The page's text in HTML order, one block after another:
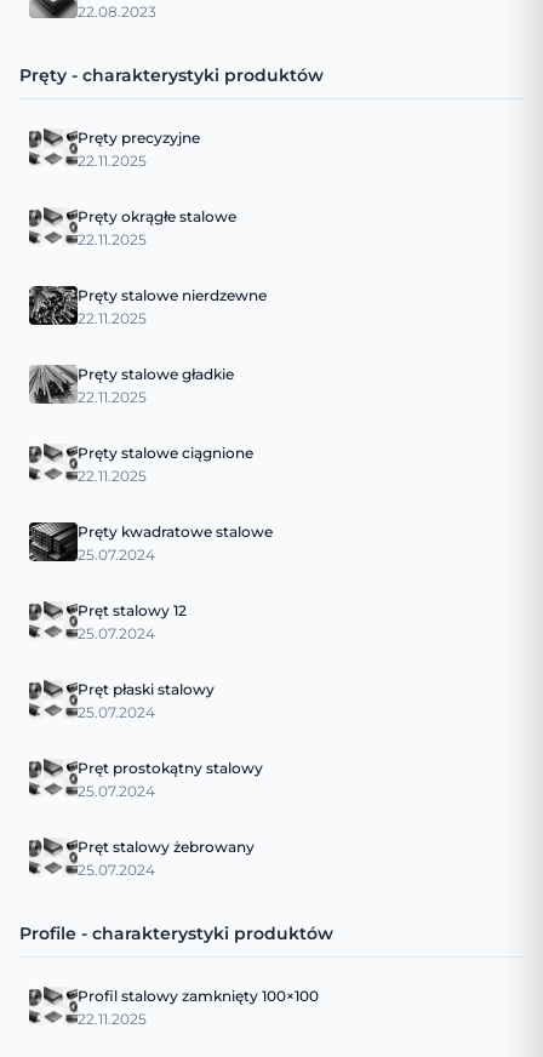
22.08.2023
Pręty - charakterystyki produktów
Pręty precyzyjne
22.11.2025
Pręty okrągłe stalowe
22.11.2025
Pręty stalowe nierdzewne
22.11.2025
Pręty stalowe gładkie
22.11.2025
Pręty stalowe ciągnione
22.11.2025
Pręty kwadratowe stalowe
25.07.2024
Pręt stalowy 12
25.07.2024
Pręt płaski stalowy
25.07.2024
Pręt prostokątny stalowy
25.07.2024
Pręt stalowy żebrowany
25.07.2024
Profile - charakterystyki produktów
Profil stalowy zamknięty 100×100
22.11.2025